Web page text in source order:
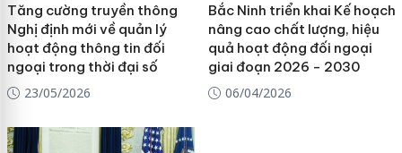
Tăng cường truyền thông
Nghị định mới về quản lý
hoạt động thông tin đối
ngoại trong thời đại số
23/05/2026
Bắc Ninh triển khai Kế hoạch
nâng cao chất lượng, hiệu
quả hoạt động đối ngoại
giai đoạn 2026 - 2030
06/04/2026